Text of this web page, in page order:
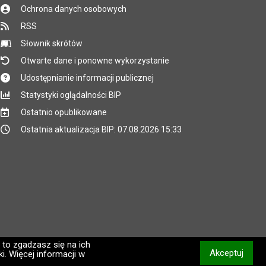
zgadzasz się na ich
Więcej informacji w
Akceptuj
Ochrona danych osobowych
RSS
Słownik skrótów
Otwarte dane i ponowne wykorzystanie
Udostępnianie informacji publicznej
Statystyki oglądalności BIP
Ostatnio opublikowane
Ostatnia aktualizacja BIP: 07.08.2026 15:33